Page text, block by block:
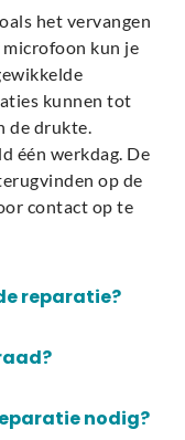
het vervangen
microfoon kun je
kunnen tot
de drukte.
één werkdag. De
op de
contact op te
reparatie?
nodig?